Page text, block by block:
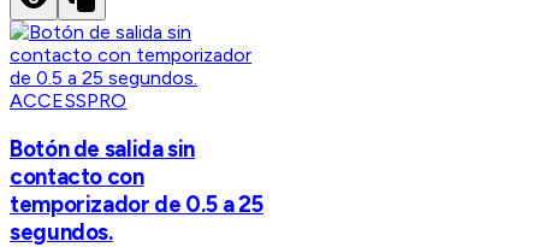
ACCESSPRO
Botón de salida sin
contacto con
temporizador de 0.5 a 25
segundos.